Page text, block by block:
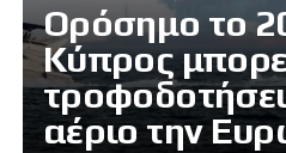
Ορόσημο το
Κύπρος
αέριο την